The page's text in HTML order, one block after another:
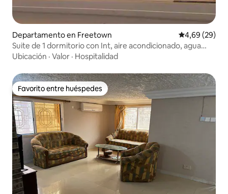
Departamento en Freetown Calificación
4,69 (29)
Suite de 1 dormitorio con Int, aire acondicionado, agua
caliente a 1,6 km de la Embajada de EE. UU.
Ubicación · Valor · Hospitalidad
Favorito entre huéspedes
Favorito entre huéspedes